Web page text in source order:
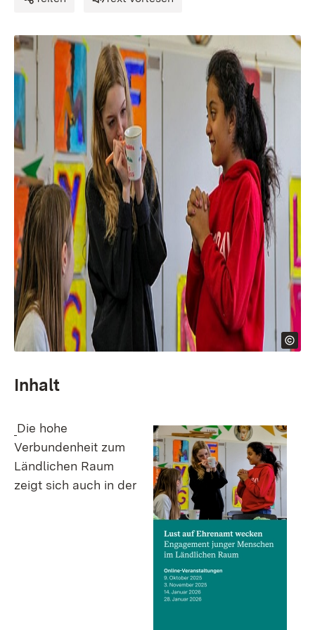
Inhalt
Die hohe
Verbundenheit zum
Ländlichen Raum
zeigt sich auch in der